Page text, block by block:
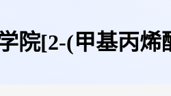
院[2-(甲基丙烯